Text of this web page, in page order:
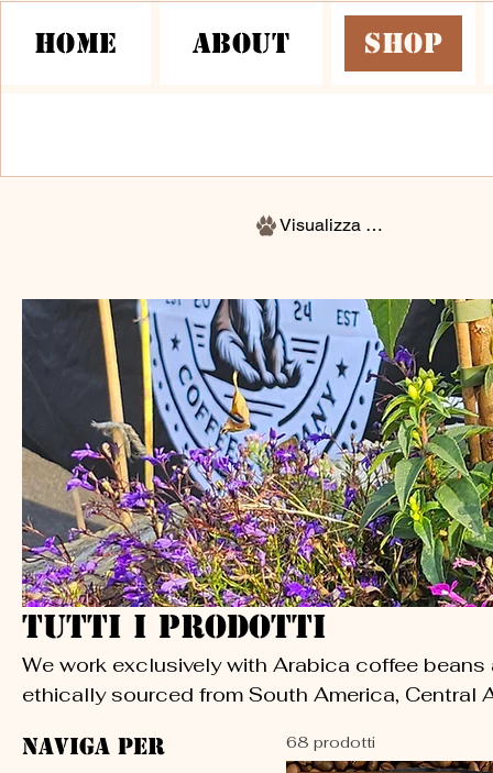
HOME About Shop
Visualizza punti
Tutti i prodotti
We work exclusively with Arabica coffee beans
ethically sourced from South America, Central
Naviga per 68 prodotti